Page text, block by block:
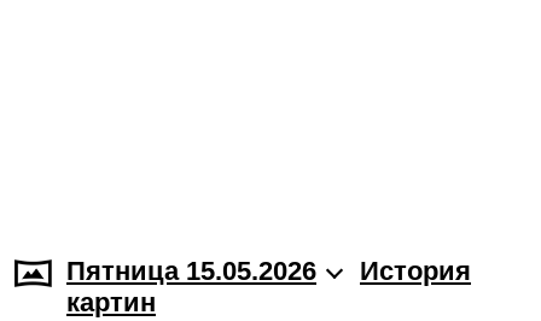
Пятница 15.05.2026
История
картин